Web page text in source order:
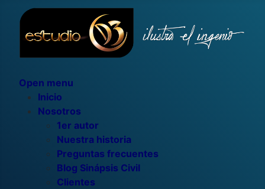
Open menu
Inicio
Nosotros
1er autor
Nuestra historia
Preguntas frecuentes
Blog Sinápsis Civil
Clientes